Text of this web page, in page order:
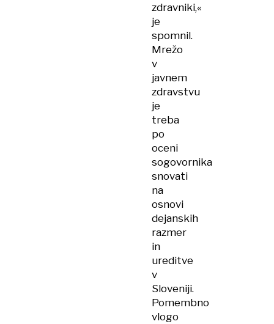
zdravniki,«
je
spomnil.
Mrežo
v
javnem
zdravstvu
je
treba
po
oceni
sogovornika
snovati
na
osnovi
dejanskih
razmer
in
ureditve
v
Sloveniji.
Pomembno
vlogo